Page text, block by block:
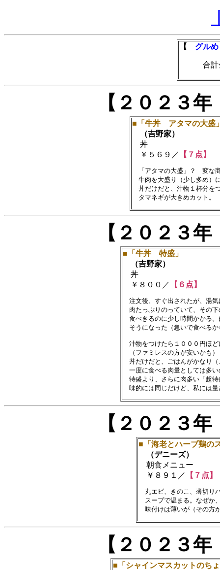
【 グル
合計金
【２０２３
■「牛丼 アタマの大盛
（吉野家）
丼
￥５６９／
【７点】
「アタマの大盛」？　変な
牛肉を大盛り（少し多め）
丼だけだと、汁物１杯分を
【２０２３
■「牛丼 特盛」
（吉野家）
丼
￥８００／ 【６点】
注文後、すぐ出されたが、湯
肉たっぷりのっていて、その
食べきるのに少し時間かかる。
そうになった（急いで食べるか
汁物をつけたら１０００円ほど
（ファミレスの方が安いかも）
丼だけだと、ごはんがかなり
一度に食べる肉量としては多い
特盛より、さらに肉多い「超特
【２０２３
■「海老とハーブ鶏の
（デニーズ）
朝食メニュー
￥８９１／
【７点】
丸エビ、きのこ、薄切り
スープで温まる。なぜか
【２０２３
■「シャインマスカットのち